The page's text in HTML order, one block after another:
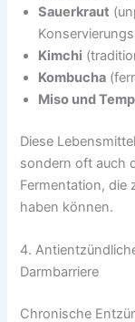
Sauerkraut
Kimchi
Kombucha
Miso und
Diese
sondern oft auch
Fermentation, die
haben können.
4.
Darmbarriere
Chronische